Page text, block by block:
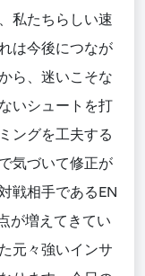
私たちらしい速
は今後につなが
ら、迷いこそな
いシュートを打
ングを工夫する
気づいて修正が
戦相手であるEN
が増えてきてい
元々強いインサ